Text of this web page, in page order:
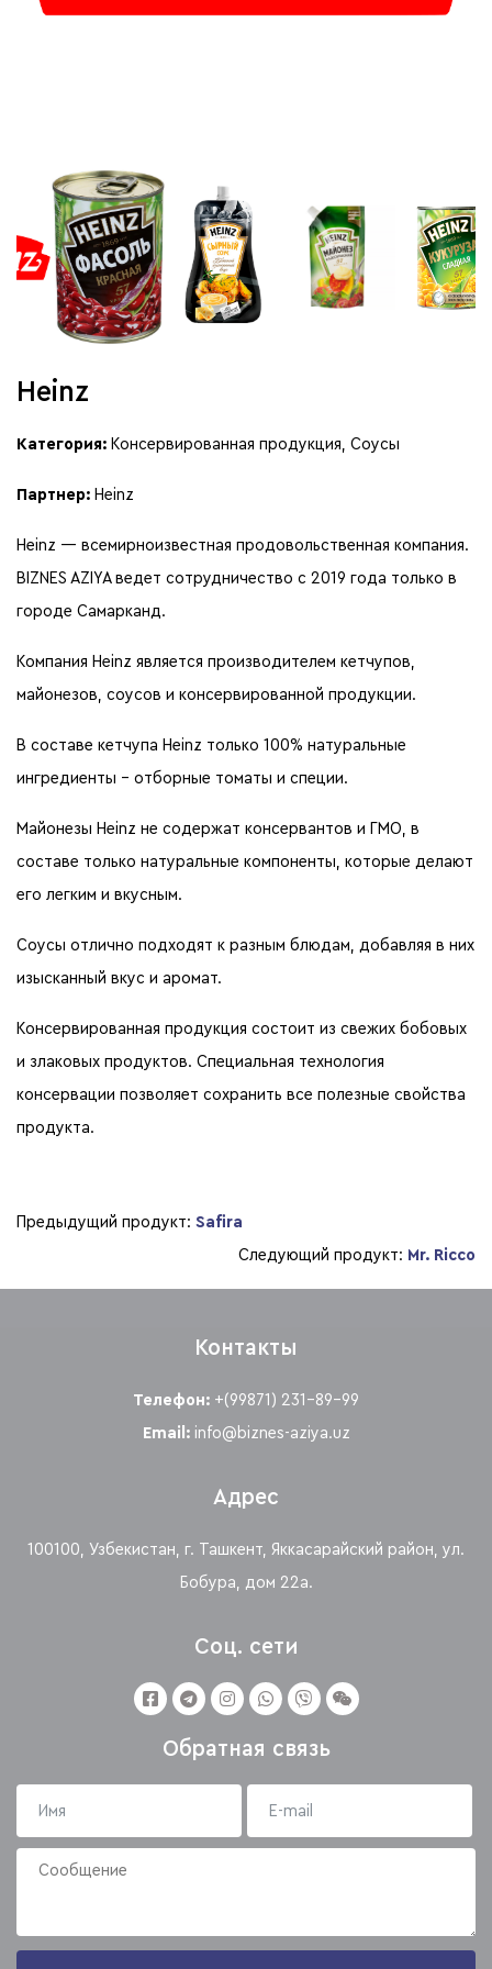
Heinz
Категория: Консервированная продукция Соусы
Партнер: Heinz
Heinz — всемирноизвестная продовольственная компания.
BIZNES AZIYA ведет сотрудничество c 2019 года только в
городе Самарканд.
Компания Heinz является производителем кетчупов,
майонезов, соусов и консервированной продукции.
В составе кетчупа Heinz только 100% натуральные
ингредиенты – отборные томаты и специи.
Майонезы Heinz не содержат консервантов и ГМО, в
составе только натуральные компоненты, которые делают
его легким и вкусным.
Соусы отлично подходят к разным блюдам, добавляя в них
изысканный вкус и аромат.
Консервированная продукция состоит из свежих бобовых
и злаковых продуктов. Специальная технология
консервации позволяет сохранить все полезные свойства
продукта.
Предыдущий продукт: Safira
Следующий продукт: Mr. Ricco
Контакты
Телефон: +(99871) 231-89-99
Email: info@biznes-aziya.uz
Адрес
100100, Узбекистан, г. Ташкент, Яккасарайский район, ул.
Бобура, дом 22а.
Соц. сети
Обратная связь